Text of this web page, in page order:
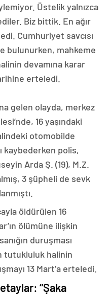
Üstelik yalnızca
Biz bittik. En ağır
Cumhuriyet savcısı
bulunurken, mahkeme
devamına karar
erteledi.
gelen olayda, merkez
16 yaşındaki
otomobilde
kaybederken polis,
Arda Ş. (19), M.Z.
3 şüpheli de sevk
öldürülen 16
ölümüne ilişkin
duruşması
tutukluluk halinin
13 Mart’a erteledi.
“Şaka